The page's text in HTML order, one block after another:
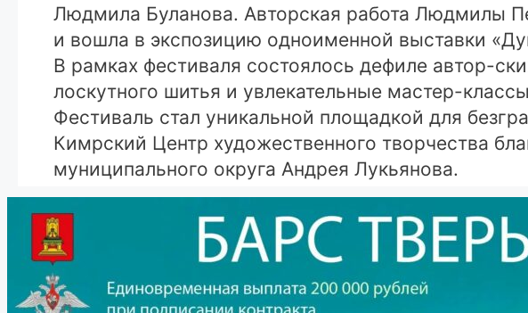
Людмила Буланова. Авторская работа Людмилы
и вошла в экспозицию одноименной выставки
В рамках фестиваля состоялось дефиле автор-
лоскутного шитья и увлекательные мастер-
Фестиваль стал уникальной площадкой для
Кимрский Центр художественного творчества
муниципального округа Андрея Лукьянова.